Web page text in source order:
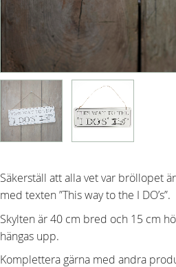
Säkerställ att alla vet var bröllopet
med texten ”This way to the I DO’s”.
Skylten är 40 cm bred och 15 cm
hängas upp.
Komplettera gärna med andra